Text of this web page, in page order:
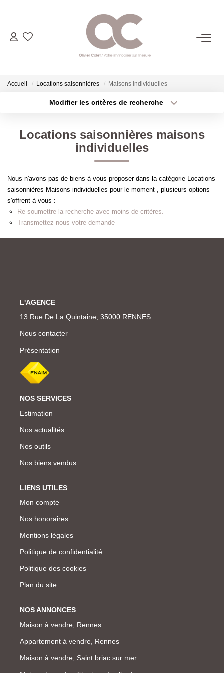
06.14.98.69.34
ACHETER
ESTIMER
Accueil Locations saisonnières Maisons individuelles
Modifier les critères de recherche
Type de bien
Plus de critères
Locations saisonnières maisons
individuelles
Nous n'avons pas de biens à vous proposer dans la catégorie Locations
saisonnières Maisons individuelles pour le moment , plusieurs options
s'offrent à vous :
Re-soumettre la recherche avec moins de critères.
Transmettez-nous votre demande
L'AGENCE
13 Rue De La Quintaine, 35000 RENNES
Nous contacter
Présentation
NOS SERVICES
Estimation
Nos actualités
Nos outils
Nos biens vendus
LIENS UTILES
Mon compte
Nos honoraires
Mentions légales
Politique de confidentialité
Politique des cookies
Plan du site
NOS ANNONCES
Maison à vendre, Rennes
Appartement à vendre, Rennes
Maison à vendre, Saint briac sur mer